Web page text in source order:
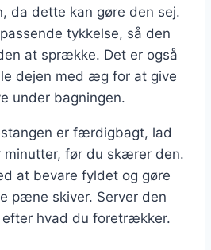
da dette kan gøre den sej.
tykkelse, så den
at sprække. Det er også
dejen med æg for at give
under bagningen.
er færdigbagt, lad
minutter, før du skærer den.
at bevare fyldet og gøre
pæne skiver. Server den
hvad du foretrækker.